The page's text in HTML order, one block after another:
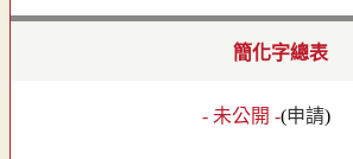
簡化字總表
- 未公開 -(申請)